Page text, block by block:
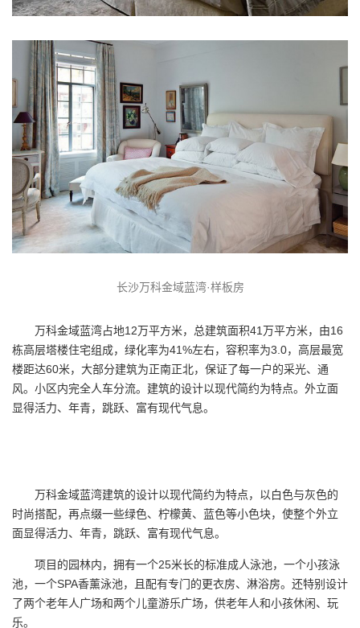
长沙万科金域蓝湾·样板房
万科金域蓝湾占地12万平方米，总建筑面积41万平方米，由16
栋高层塔楼住宅组成，绿化率为41%左右，容积率为3.0，高层最宽
楼距达60米，大部分建筑为正南正北，保证了每一户的采光、通
风。小区内完全人车分流。建筑的设计以现代简约为特点。外立面
显得活力、年青，跳跃、富有现代气息。
万科金域蓝湾建筑的设计以现代简约为特点，以白色与灰色的
时尚搭配，再点缀一些绿色、柠檬黄、蓝色等小色块，使整个外立
面显得活力、年青，跳跃、富有现代气息。
项目的园林内，拥有一个25米长的标准成人泳池，一个小孩泳
池，一个SPA香薰泳池，且配有专门的更衣房、淋浴房。还特别设计
了两个老年人广场和两个儿童游乐广场，供老年人和小孩休闲、玩
乐。